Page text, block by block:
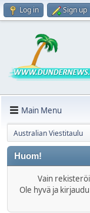
Log in Sign up
Main Menu
Australian Viestitaulu
Huom!
Vain
Ole hyvä ja